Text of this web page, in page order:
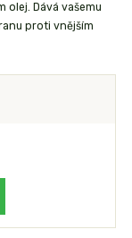
olej. Dává vašemu
proti vnějším